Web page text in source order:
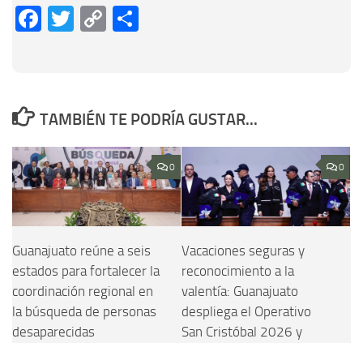
Facebook
Twitter
Copy
TAMBIÉN TE PODRÍA GUSTAR...
0
Guanajuato reúne a seis
estados para fortalecer la
coordinación regional en
la búsqueda de personas
desaparecidas
0
Vacaciones seguras y
reconocimiento a la
valentía: Guanajuato
despliega el Operativo
San Cristóbal 2026 y